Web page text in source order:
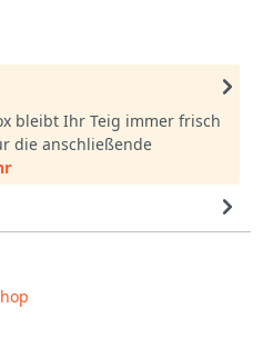
bleibt Ihr Teig immer frisch
die anschließende